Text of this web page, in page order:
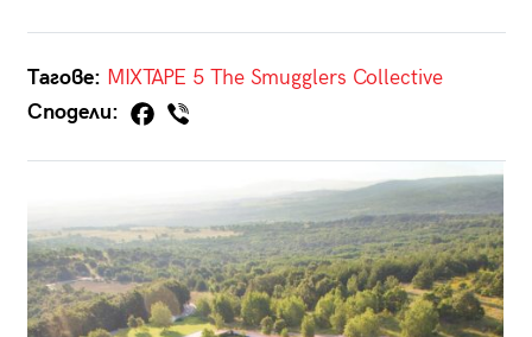
Тагове: MIXTAPE 5 The Smugglers Collective
Сподели: